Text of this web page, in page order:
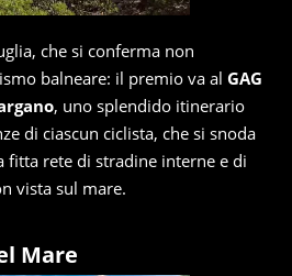
che si conferma non
balneare: il premio va al GAG
, uno splendido itinerario
di ciascun ciclista, che si snoda
fitta rete di stradine interne e di
vista sul mare.
Mare